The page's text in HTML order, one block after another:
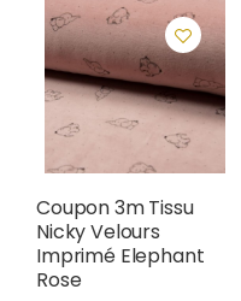
Coupon 3m Tissu
Nicky Velours
Imprimé Elephant
Rose